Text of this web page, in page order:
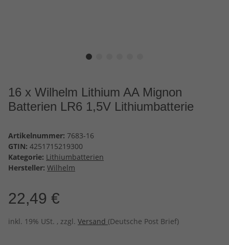
16 x Wilhelm Lithium AA Mignon
Batterien LR6 1,5V Lithiumbatterie
Artikelnummer: 7683-16
GTIN: 4251715219300
Kategorie: Lithiumbatterien
Hersteller: Wilhelm
22,49 €
inkl. 19% USt. , zzgl. Versand (Deutsche Post Brief)